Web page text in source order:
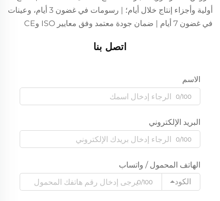
أولية وأجزاء إنتاج خلال أيام؛ | رسومات في غضون 3 أيام، وعينات
في غضون 7 أيام | ضمان جودة معتمد وفق معايير ISO وCE
اتصل بنا
الاسم
0/100
البريد الإلكتروني
0/100
الهاتف المحمول / واتساب
الكود
0/100